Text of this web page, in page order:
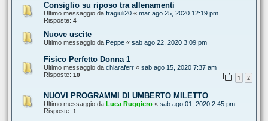
Consiglio su riposo tra allenamenti
Ultimo messaggio da fragiuli20 « mar ago 25, 2020 12:19 pm
Risposte: 4
Nuove uscite
Ultimo messaggio da Peppe « sab ago 22, 2020 3:09 pm
Fisico Perfetto Donna 1
Ultimo messaggio da chiaraferr « sab ago 15, 2020 7:37 am
Risposte: 10 1 2
NUOVI PROGRAMMI DI UMBERTO MILETTO
Ultimo messaggio da Luca Ruggiero « sab ago 01, 2020 2:45 pm
Risposte: 1